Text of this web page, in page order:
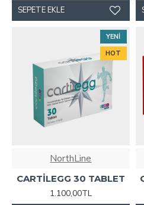
SEPETE EKLE
YENI
HOT
NorthLine
CARTİLEGG 30 TABLET
1.100,00TL